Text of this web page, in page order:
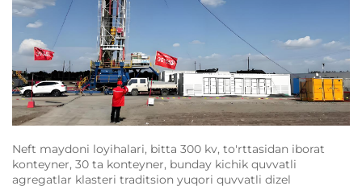
Neft maydoni loyihalari, bitta 300 kv, to'rttasidan iborat
konteyner, 30 ta konteyner, bunday kichik quvvatli
agregatlar klasteri traditsion yuqori quvvatli dizel